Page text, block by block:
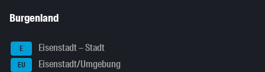
Burgenland
E Eisenstadt – Stadt
EU Eisenstadt/Umgebung